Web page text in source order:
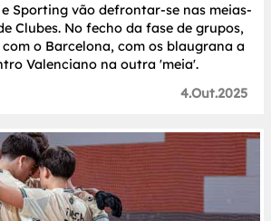
Sporting vão defrontar-se nas meias-
Clubes. No fecho da fase de grupos,
o Barcelona, com os blaugrana a
Valenciano na outra 'meia'.
4.Out.2025